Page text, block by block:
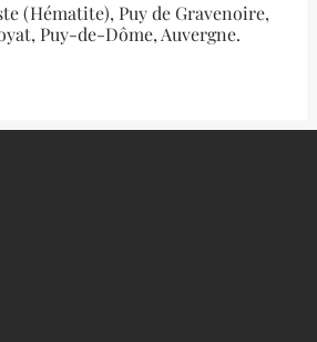
(Hématite), Puy de Gravenoire,
Puy-de-Dôme, Auvergne.